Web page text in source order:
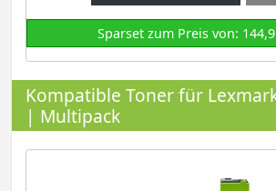
Sparset zum Preis von:
Kompatible Toner für
| Multipack